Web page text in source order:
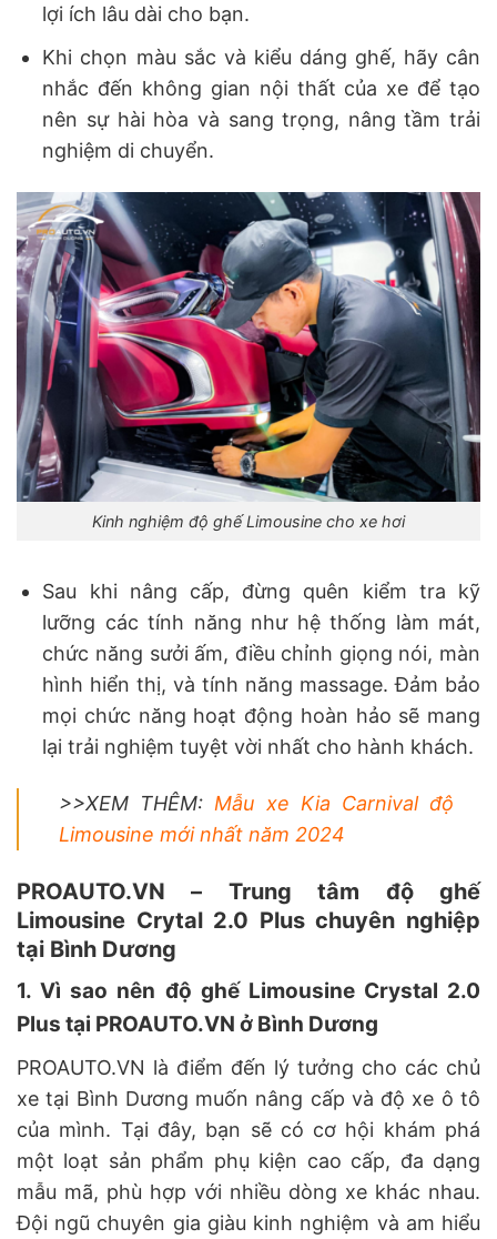
lợi ích lâu dài cho bạn.
Khi chọn màu sắc và kiểu dáng ghế, hãy cân
nhắc đến không gian nội thất của xe để tạo
nên sự hài hòa và sang trọng, nâng tầm trải
nghiệm di chuyển.
Kinh nghiệm độ ghế Limousine cho xe hơi
Sau khi nâng cấp, đừng quên kiểm tra kỹ
lưỡng các tính năng như hệ thống làm mát,
chức năng sưởi ấm, điều chỉnh giọng nói, màn
hình hiển thị, và tính năng massage. Đảm bảo
mọi chức năng hoạt động hoàn hảo sẽ mang
lại trải nghiệm tuyệt vời nhất cho hành khách.
>>XEM THÊM: Mẫu xe Kia Carnival độ
Limousine mới nhất năm 2024
PROAUTO.VN – Trung tâm độ ghế
Limousine Crytal 2.0 Plus chuyên nghiệp
tại Bình Dương
1. Vì sao nên độ ghế Limousine Crystal 2.0
Plus tại PROAUTO.VN ở Bình Dương
PROAUTO.VN là điểm đến lý tưởng cho các chủ
xe tại Bình Dương muốn nâng cấp và độ xe ô tô
của mình. Tại đây, bạn sẽ có cơ hội khám phá
một loạt sản phẩm phụ kiện cao cấp, đa dạng
mẫu mã, phù hợp với nhiều dòng xe khác nhau.
Đội ngũ chuyên gia giàu kinh nghiệm và am hiểu